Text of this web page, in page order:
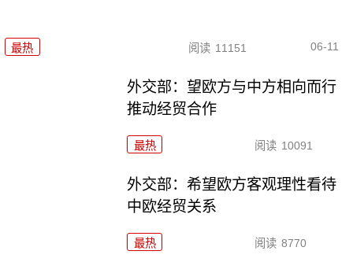
最热 阅读 11151 06-11
外交部：望欧方与中方相向而行
推动经贸合作
最热 阅读 10091
外交部：希望欧方客观理性看待
中欧经贸关系
最热 阅读 8770